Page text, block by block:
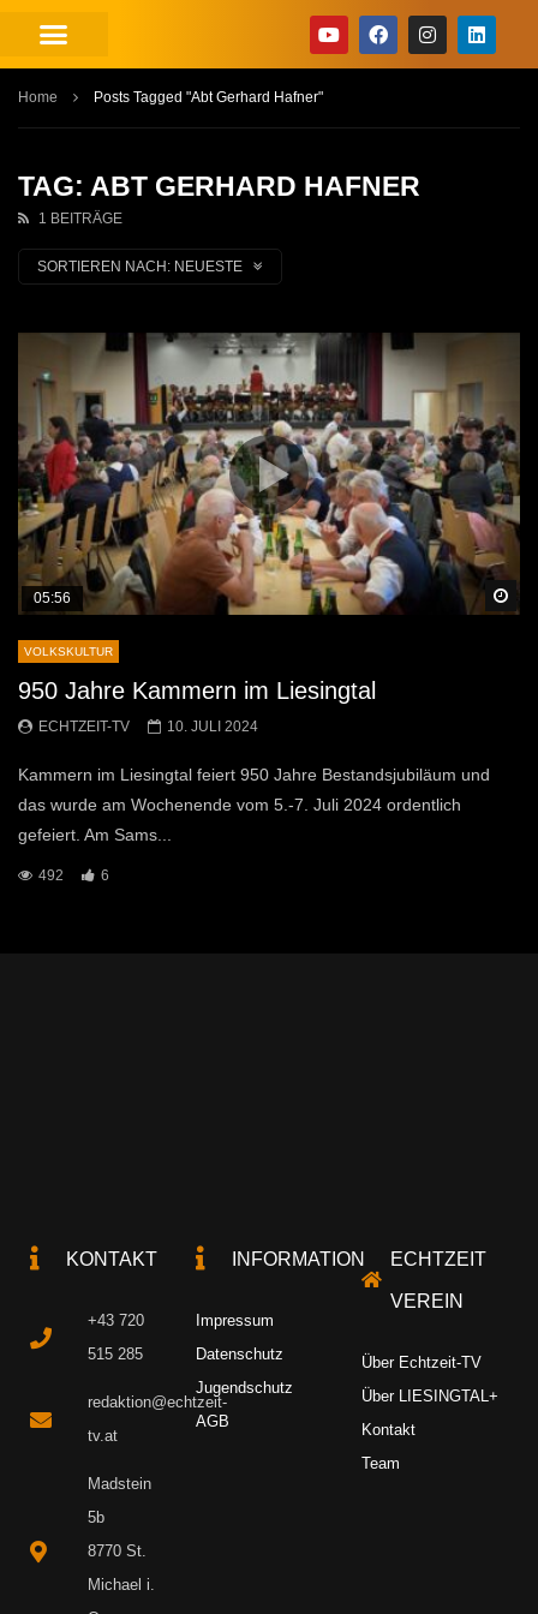
Home Posts Tagged "Abt Gerhard Hafner"
TAG: ABT GERHARD HAFNER
1 BEITRÄGE
SORTIEREN NACH: NEUESTE
05:56
VOLKSKULTUR
950 Jahre Kammern im Liesingtal
ECHTZEIT-TV 10. JULI 2024
Kammern im Liesingtal feiert 950 Jahre Bestandsjubiläum und
das wurde am Wochenende vom 5.-7. Juli 2024 ordentlich
gefeiert. Am Sams...
492 6
KONTAKT
+43 720
515 285
redaktion@echtzeit-
tv.at
Madstein
5b
8770 St.
Michael i.
INFORMATION
Impressum
Datenschutz
Jugendschutz
AGB
ECHTZEIT
VEREIN
Über Echtzeit-TV
Über LIESINGTAL+
Kontakt
Team